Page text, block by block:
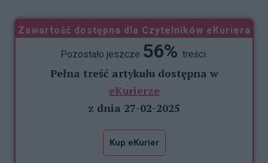
Zawartość dostępna dla Czytelników eKuriera
Pozostało jeszcze 56% treści.
Pełna treść artykułu dostępna w
eKurierze
z dnia 27-02-2025
Kup eKurier